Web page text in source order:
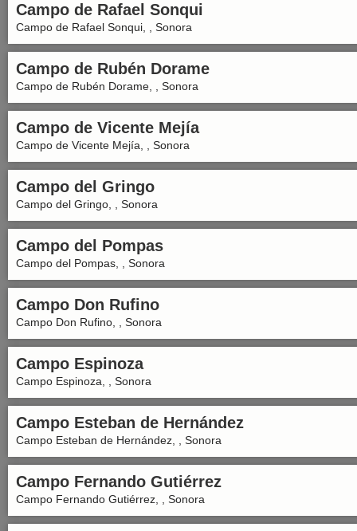
Campo de Rafael Sonqui
Campo de Rafael Sonqui, , Sonora
Campo de Rubén Dorame
Campo de Rubén Dorame, , Sonora
Campo de Vicente Mejía
Campo de Vicente Mejía, , Sonora
Campo del Gringo
Campo del Gringo, , Sonora
Campo del Pompas
Campo del Pompas, , Sonora
Campo Don Rufino
Campo Don Rufino, , Sonora
Campo Espinoza
Campo Espinoza, , Sonora
Campo Esteban de Hernández
Campo Esteban de Hernández, , Sonora
Campo Fernando Gutiérrez
Campo Fernando Gutiérrez, , Sonora